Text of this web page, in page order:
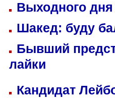
Выходного
Шакед: буду
Бывший
лайки
Кандидат